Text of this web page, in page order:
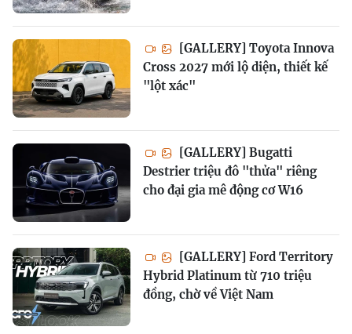
[GALLERY] Toyota Innova
Cross 2027 mới lộ diện, thiết kế
"lột xác"
[GALLERY] Bugatti
Destrier triệu đô "thửa" riêng
cho đại gia mê động cơ W16
[GALLERY] Ford Territory
Hybrid Platinum từ 710 triệu
đồng, chờ về Việt Nam